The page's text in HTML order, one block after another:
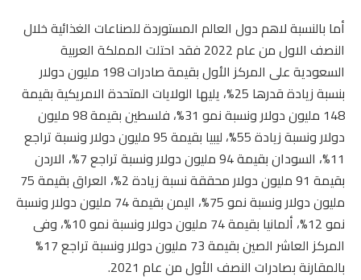
أما بالنسبة لاهم دول العالم المستوردة للصناعات الغذائية خلال
النصف الاول من عام 2022 فقد احتلت المملكة العربية
السعودية على المركز الأول بقيمة صادرات 198 مليون دولار
بنسبة زيادة قدرها 25%، يليها الولايات المتحدة الامريكية بقيمة
148 مليون دولار ونسبة نمو 31%، فلسطين بقيمة 98 مليون
دولار ونسبة زيادة 55%، ليبيا بقيمة 95 مليون دولار ونسبة تراجع
11%، السودان بقيمة 94 مليون دولار ونسبة تراجع 7%، الاردن
بقيمة 91 مليون دولار محققة نسبة زيادة 2%، العراق بقيمة 75
مليون دولار ونسبة نمو 75%، اليمن بقيمة 74 مليون دولار ونسبة
نمو 12%، ألمانيا بقيمة 74 مليون دولار ونسبة نمو 10%، وفى
المركز العاشر الصين بقيمة 73 مليون دولار ونسبة تراجع 17%
بالمقارنة بصادرات النصف الأول من عام 2021.